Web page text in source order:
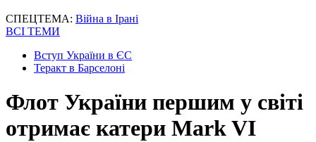
СПЕЦТЕМА: Війна в Ірані
ВСІ ТЕМИ
Вступ України в ЄС
Теракт в Барселоні
Флот України першим у світі
отримає катери Mark VI